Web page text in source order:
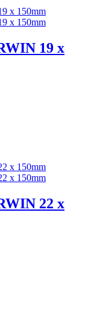
19 x
22 x